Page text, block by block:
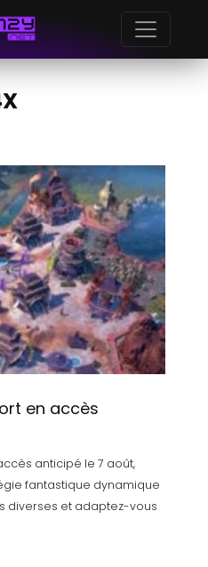
en accès
anticipé le 7 août,
fantastique dynamique
diverses et adaptez-vous